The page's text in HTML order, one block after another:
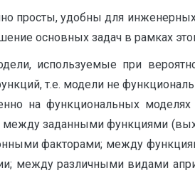
просты, удобны для
основных задач в рамках
используемые при
т.е. модели не
на функциональных
между заданными функциями
факторами; между
между различными видами